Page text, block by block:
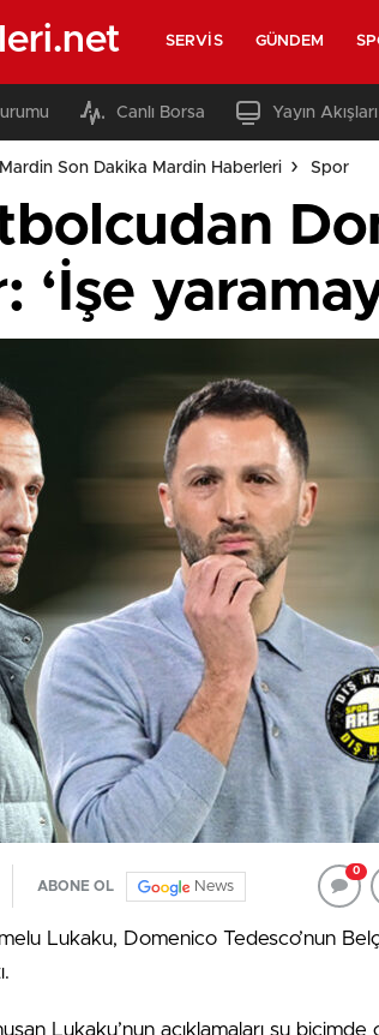
SERVIS GÜNDEM
Canlı Borsa Yayın Akışları
Son Dakika Mardin Haberleri Spor
‘İşe
ABONE OL News
0
Lukaku, Domenico Tedesco’nun
Lukaku’nun açıklamaları şu biçimde